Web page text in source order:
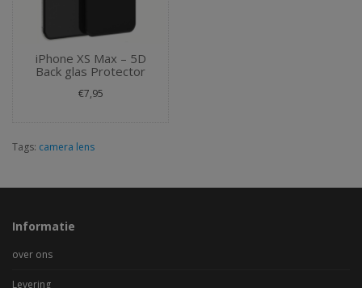
iPhone XS Max – 5D
Back glas Protector
€7,95
Tags: camera lens
Informatie
over ons
Levering